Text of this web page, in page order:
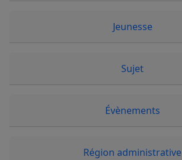
Jeunesse
Sujet
Évènements
Région administrative